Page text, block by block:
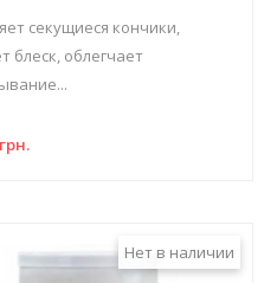
секущиеся кончики,
блеск, облегчает
грн.
Нет в наличии